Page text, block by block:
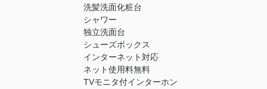
洗髪洗面化粧台
シャワー
独立洗面台
シューズボックス
インターネット対応
ネット使用料無料
TVモニタ付インターホン